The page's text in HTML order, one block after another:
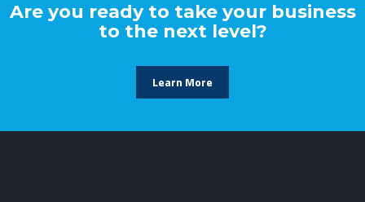
Are you ready to take your business
to the next level?
Learn More